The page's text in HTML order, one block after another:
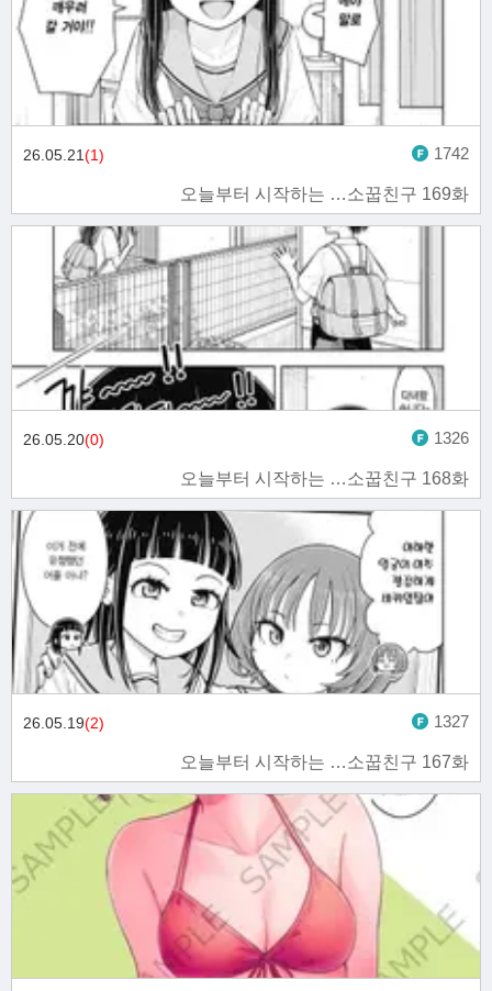
오늘부터 시작하는 …소꿉친구 169화
26.05.21(1) 1742
오늘부터 시작하는 …소꿉친구 168화
26.05.20(0) 1326
오늘부터 시작하는 …소꿉친구 167화
26.05.19(2) 1327